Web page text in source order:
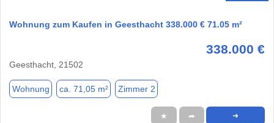
Wohnung zum Kaufen in Geesthacht 338.000 € 71.05 m²
338.000 €
Geesthacht, 21502
Wohnung ca. 71,05 m² Zimmer 2
★ ➦ ➜